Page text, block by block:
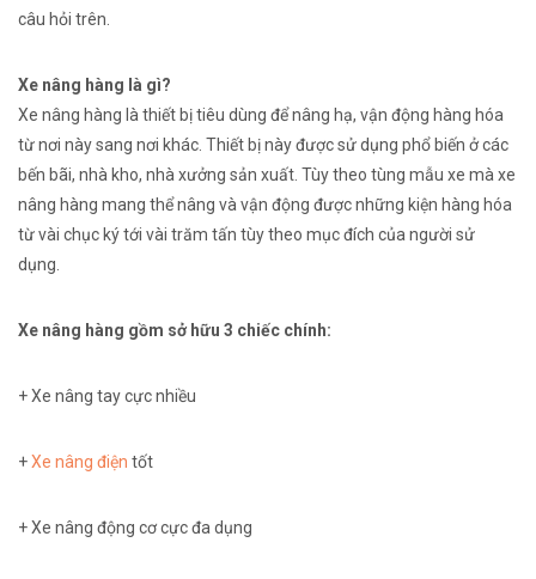
câu hỏi trên.
Xe nâng hàng là gì?
Xe nâng hàng là thiết bịtiêu dùng để nâng hạ, vận động hàng hóa
từ nơi này sang nơi khác. Thiết bị này đượcsử dụng phổ biến ởcác
bến bãi, nhà kho, nhà xưởng sản xuất. Tùy theo tùng mẫu xe mà xe
nâng hàng mang thể nâng và vận động đượcnhững kiện hàng hóa
từ vài chục kýtới vài trăm tấn tùy theo mục đích của người sử
dụng.
Xe nâng hàng gồm sở hữu 3 chiếc chính:
+ Xe nâng tay cực nhiều
+Xe nâng điện tốt
+ Xe nâng động cơ cực đa dụng